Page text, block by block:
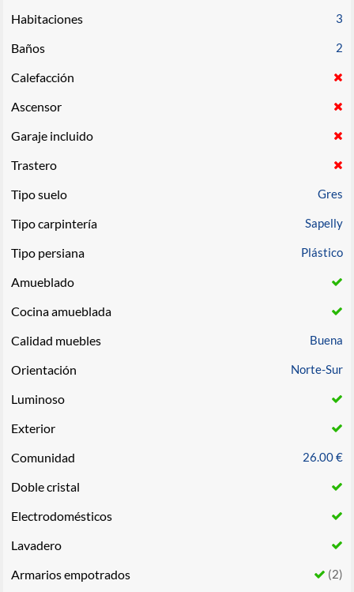
Habitaciones 3
Baños 2
Calefacción
Ascensor
Garaje incluido
Trastero
Tipo suelo
Gres
Tipo carpintería Sapelly
Tipo persiana Plástico
Amueblado
Cocina amueblada
Calidad muebles
Buena
Orientación Norte-Sur
Luminoso
Exterior
Comunidad
26.00 €
Doble cristal
Electrodomésticos
Lavadero
Armarios empotrados
(2)